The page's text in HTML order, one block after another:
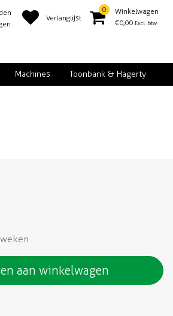
Verlanglijst
0
Winkelwagen
€0,00 Excl. btw
Machines Toonbank & Hagerty
aan winkelwagen